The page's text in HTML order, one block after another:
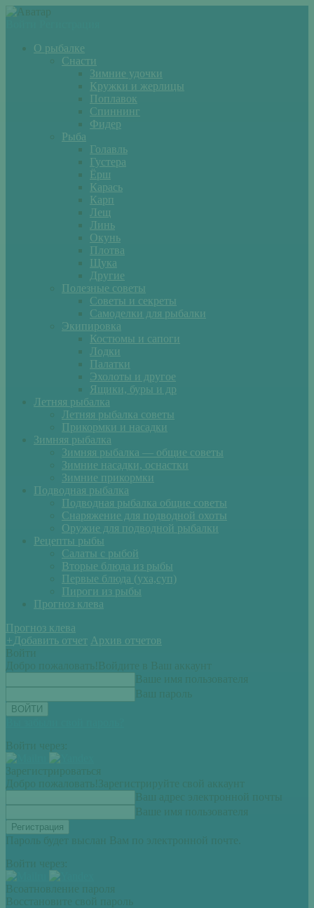
О рыбалке
Снасти
Зимние удочки
Кружки и жерлицы
Поплавок
Спиннинг
Фидер
Рыба
Голавль
Густера
Ёрш
Карась
Карп
Лещ
Линь
Окунь
Плотва
Щука
Другие
Полезные советы
Советы и секреты
Самоделки для рыбалки
Экипировка
Костюмы и сапоги
Лодки
Палатки
Эхолоты и другое
Ящики, буры и др
Летняя рыбалка
Летняя рыбалка советы
Прикормки и насадки
Зимняя рыбалка
Зимняя рыбалка — общие советы
Зимние насадки, оснастки
Зимние прикормки
Подводная рыбалка
Подводная рыбалка общие советы
Снаряжение для подводной охоты
Оружие для подводной рыбалки
Рецепты рыбы
Салаты с рыбой
Вторые блюда из рыбы
Первые блюда (уха,суп)
Пироги из рыбы
Прогноз клева
Прогноз клева
+ Добавить отчет Архив отчетов
Войти
Добро пожаловать! Войдите в Ваш аккаунт
Ваше имя пользователя
Ваш пароль
Войти через:
Зарегистрироваться
Добро пожаловать! Зарегистрируйте свой аккаунт
Ваш адрес электронной почты
Ваше имя пользователя
Пароль будет выслан Вам по электронной почте.
Войти через:
Всоатновление пароля
Восстановите свой пароль